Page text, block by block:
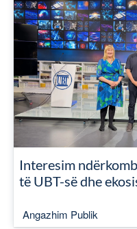
Interesim
të UBT-së dhe
Angazhim Publik